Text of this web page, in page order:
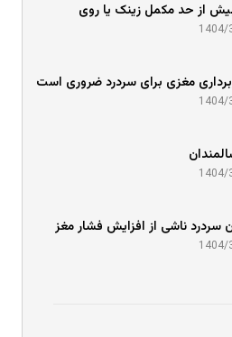
از حد مکمل زینک یا روی
مغزی برای سردرد ضروری است
ناشی از افزایش فشار مغز